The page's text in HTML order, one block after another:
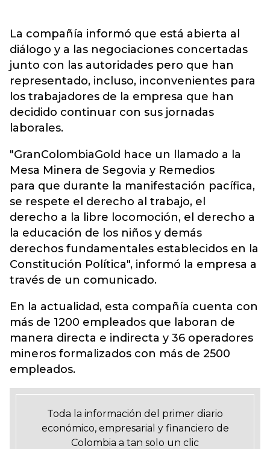
La compañía informó que está abierta al
diálogo y a las negociaciones concertadas
junto con las autoridades pero que han
representado, incluso, inconvenientes para
los trabajadores de la empresa que han
decidido continuar con sus jornadas
laborales.
"GranColombiaGold hace un llamado a la
Mesa Minera de Segovia y Remedios
para que durante la manifestación pacífica,
se respete el derecho al trabajo, el
derecho a la libre locomoción, el derecho a
la educación de los niños y demás
derechos fundamentales establecidos en la
Constitución Política", informó la empresa a
través de un comunicado.
En la actualidad, esta compañía cuenta con
más de 1200 empleados que laboran de
manera directa e indirecta y 36 operadores
mineros formalizados con más de 2500
empleados.
Toda la información del primer diario
económico, empresarial y financiero de
Colombia a tan solo un clic